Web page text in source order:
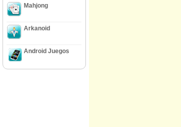
Mahjong
Arkanoid
Android Juegos